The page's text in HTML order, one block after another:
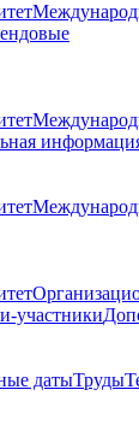
участники
датыТруды